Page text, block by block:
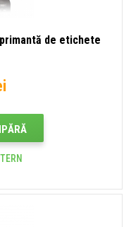
de etichete